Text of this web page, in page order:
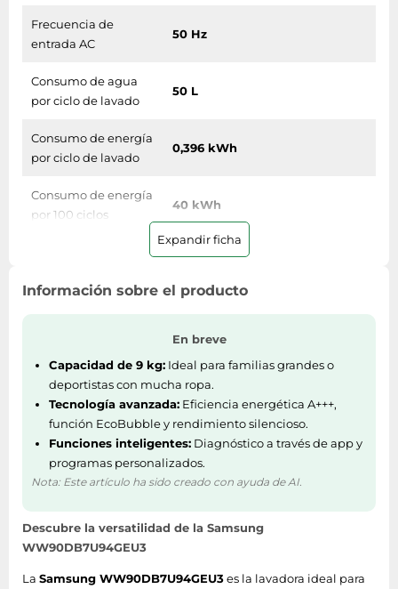
Frecuencia de
entrada AC
50 Hz
Consumo de agua
por ciclo de lavado
50 L
Consumo de energía
por ciclo de lavado
0,396 kWh
Consumo de energía
por 100 ciclos
40 kWh
De la A a la G
Características especiales
Tecnologías
Samsung (cuidado
Motor Digital Inverter,
QuickDrive™, SmartThings
Bloqueo para niños
Indicador tiempo
Expandir ficha
Información sobre el producto
En breve
Capacidad de 9 kg: Ideal para familias grandes o
deportistas con mucha ropa.
Tecnología avanzada: Eficiencia energética A+++,
función EcoBubble y rendimiento silencioso.
Funciones inteligentes: Diagnóstico a través de app y
programas personalizados.
Nota: Este artículo ha sido creado con ayuda de AI.
Descubre la versatilidad de la Samsung
WW90DB7U94GEU3
La Samsung WW90DB7U94GEU3es la lavadora ideal para